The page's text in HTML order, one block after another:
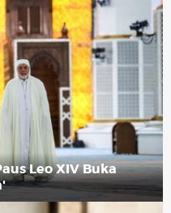
Leo XIV Buka